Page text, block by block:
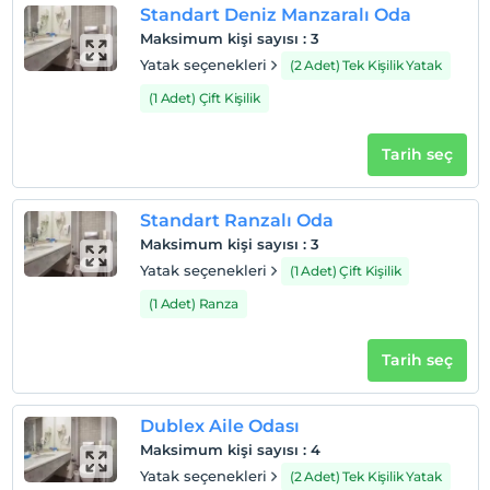
Gümbet'te ağırlıyoruz sizi. Asarlık mevkiindeki tesis,
Bodrum merkeze 4 km, Milas Bodrum Havaalanı'na 35
km mesafede bulunuyor
Otel koşulları
Check/in
En erken saat 14:00 ve sonrası
Evcil hayvan kabul edilmemektedir.
Sigara
Odalarda sigara içilmez
Standart Deniz Manzaralı Oda
Maksimum kişi sayısı : 3
Yatak seçenekleri
(2 Adet) Tek Kişilik Yatak
(1 Adet) Çift Kişilik
Tarih seç
Standart Ranzalı Oda
Maksimum kişi sayısı : 3
Yatak seçenekleri
(1 Adet) Çift Kişilik
(1 Adet) Ranza
Tarih seç
Dublex Aile Odası
Maksimum kişi sayısı : 4
Yatak seçenekleri
(2 Adet) Tek Kişilik Yatak